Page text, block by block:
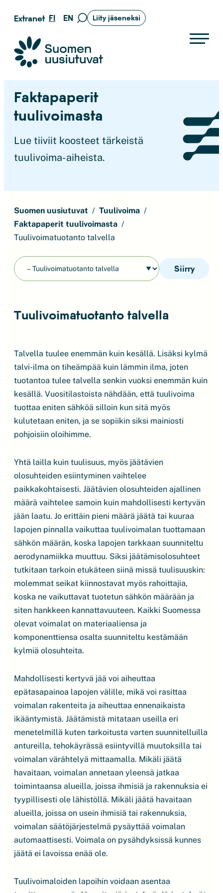
Siirry
sisältöön
Extranet FI EN
Siirry
Liity jäseneksi
Suomen uusiutuvat ry
Faktapaperit
tuulivoimasta
Lue tiiviit koosteet tärkeistä
tuulivoima-aiheista.
Suomen uusiutuvat
Tuulivoima
Faktapaperit tuulivoimasta
Tuulivoimatuotanto talvella
Siirry
Tuulivoimatuotanto talvella
Talvella tuulee enemmän kuin kesällä. Lisäksi kylmä
talvi-ilma on tiheämpää kuin lämmin ilma, joten
tuotantoa tulee talvella senkin vuoksi enemmän kuin
kesällä. Vuositilastoista nähdään, että tuulivoima
tuottaa eniten sähköä silloin kun sitä myös
kulutetaan eniten, ja se sopiikin siksi mainiosti
pohjoisiin oloihimme.
Yhtä lailla kuin tuulisuus, myös jäätävien
olosuhteiden esiintyminen vaihtelee
paikkakohtaisesti. Jäätävien olosuhteiden ajallinen
määrä vaihtelee samoin kuin mahdollisesti kertyvän
jään laatu. Jo erittäin pieni määrä jäätä tai kuuraa
lapojen pinnalla vaikuttaa tuulivoimalan tuottamaan
sähkön määrän, koska lapojen tarkkaan suunniteltu
aerodynamiikka muuttuu. Siksi jäätämisolosuhteet
tutkitaan tarkoin etukäteen siinä missä tuulisuuskin:
molemmat seikat kiinnostavat myös rahoittajia,
koska ne vaikuttavat tuotetun sähkön määrään ja
siten hankkeen kannattavuuteen. Kaikki Suomessa
olevat voimalat on materiaaliensa ja
komponenttiensa osalta suunniteltu kestämään
kylmiä olosuhteita.
Mahdollisesti kertyvä jää voi aiheuttaa
epätasapainoa lapojen välille, mikä voi rasittaa
voimalan rakenteita ja aiheuttaa ennenaikaista
ikääntymistä. Jäätämistä mitataan useilla eri
menetelmillä kuten tarkoitusta varten suunnitelluilla
antureilla, tehokäyrässä esiintyvillä muutoksilla tai
voimalan värähtelyä mittaamalla. Mikäli jäätä
havaitaan, voimalan annetaan yleensä jatkaa
toimintaansa alueilla, joissa ihmisiä ja rakennuksia ei
tyypillisesti ole lähistöllä. Mikäli jäätä havaitaan
alueilla, joissa on usein ihmisiä tai rakennuksia,
voimalan säätöjärjestelmä pysäyttää voimalan
automaattisesti. Voimala on pysähdyksissä kunnes
jäätä ei lavoissa enää ole.
Tuulivoimaloiden lapoihin voidaan asentaa